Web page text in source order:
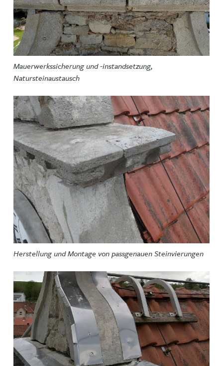
Mauerwerkssicherung und -instandsetzung,
Natursteinaustausch
Herstellung und Montage von passgenauen Steinvierungen